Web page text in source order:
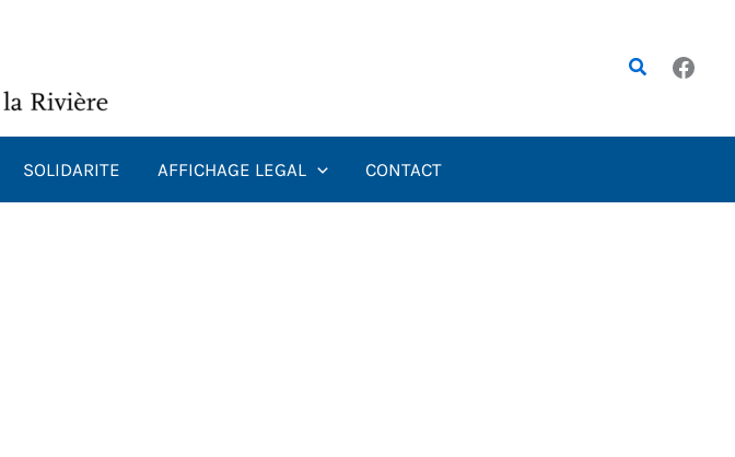
Rechercher
SOLIDARITE AFFICHAGE LEGAL CONTACT